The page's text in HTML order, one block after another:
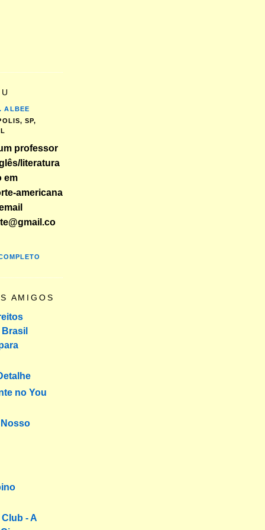
ALBEE
SP,
professor
literatura
em
americana
AMIGOS
no You
- A